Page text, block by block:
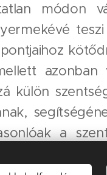
módon
külön
a